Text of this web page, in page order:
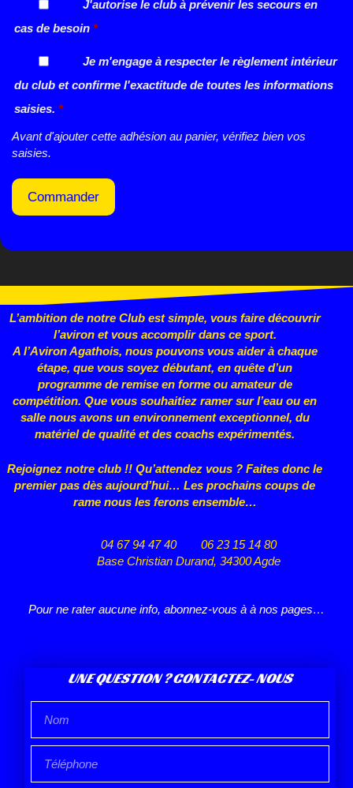
J'autorise le club à prévenir les secours en
cas de besoin *
Je m'engage à respecter le règlement intérieur
du club et confirme l'exactitude de toutes les informations
saisies. *
Avant d'ajouter cette adhésion au panier, vérifiez bien vos
saisies.
Commander
L’ambition de notre Club est simple, vous faire découvrir
l’aviron et vous accomplir dans ce sport.
A l’Aviron Agathois, nous pouvons vous aider à chaque
étape, que vous soyez débutant, en quête d’un
programme de remise en forme ou amateur de
compétition. Que vous souhaitiez ramer sur l’eau ou en
salle nous avons un environnement exceptionnel, du
matériel de qualité et des coachs expérimentés.
Rejoignez notre club !! Qu’attendez vous ? Faites donc le
premier pas dès aujourd’hui… Les prochains coups de
rame nous les ferons ensemble…
04 67 94 47 40
06 23 15 14 80
Base Christian Durand, 34300 Agde
Pour ne rater aucune info, abonnez-vous à à nos pages…
UNE QUESTION ? CONTACTEZ- NOUS